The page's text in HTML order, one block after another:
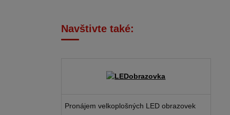
Navštivte také:
Pronájem velkoplošných LED obrazovek